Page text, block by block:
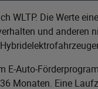
WLTP. Die Werte
und anderen
E-Auto-
Monaten. Eine